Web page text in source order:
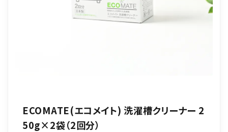
ECOMATE(エコメイト) 洗濯槽クリーナー 2
50g×2袋（2回分）